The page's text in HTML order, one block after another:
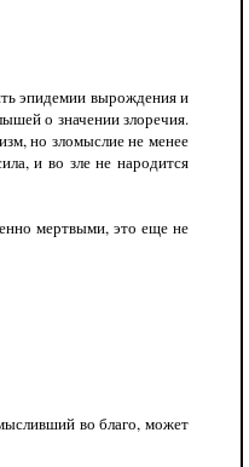
эпидемии вырождения и
о значении злоречия.
но зломыслие не менее
и во зле не народится
мертвыми, это еще не
во благо, может